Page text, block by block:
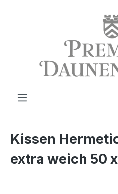
Kissen
extra weich 50